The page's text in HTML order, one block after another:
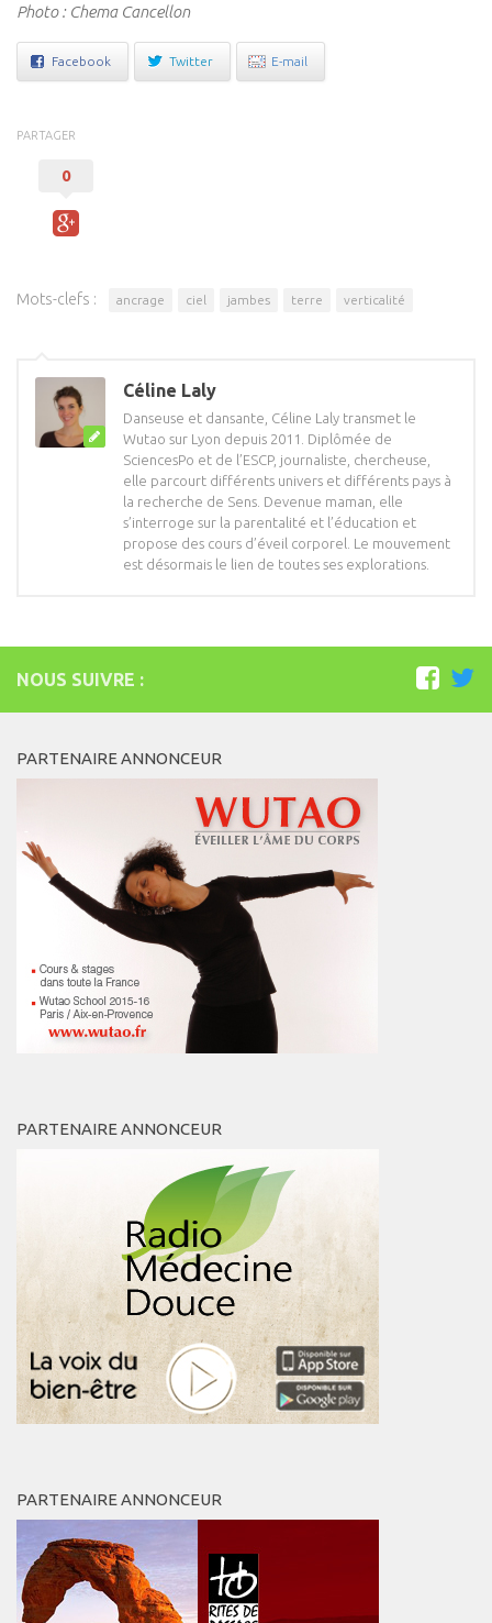
BOUTIQUE
CONTACT
Photo : Chema Cancellon
Facebook Twitter E-mail
PARTAGER
0
Mots-clefs : ancrage ciel jambes terre verticalité
Céline Laly
Danseuse et dansante, Céline Laly transmet le
Wutao sur Lyon depuis 2011. Diplômée de
SciencesPo et de l’ESCP, journaliste, chercheuse,
elle parcourt différents univers et différents pays à
la recherche de Sens. Devenue maman, elle
s’interroge sur la parentalité et l’éducation et
propose des cours d’éveil corporel. Le mouvement
est désormais le lien de toutes ses explorations.
NOUS SUIVRE :
PARTENAIRE ANNONCEUR
PARTENAIRE ANNONCEUR
PARTENAIRE ANNONCEUR